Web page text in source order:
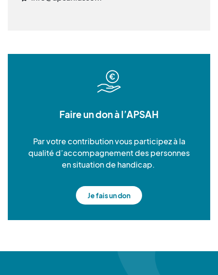
Faire un don à l’APSAH
Par votre contribution vous participez à la
qualité d’accompagnement des personnes
en situation de handicap.
Je fais un don